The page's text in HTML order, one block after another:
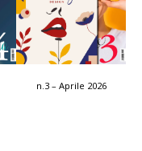
n.3 – Aprile 2026